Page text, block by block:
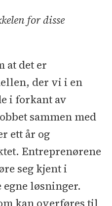
for disse
at det er
der vi i en
i forkant av
sammen med
ett år og
Entreprenørene
seg kjent i
egne løsninger.